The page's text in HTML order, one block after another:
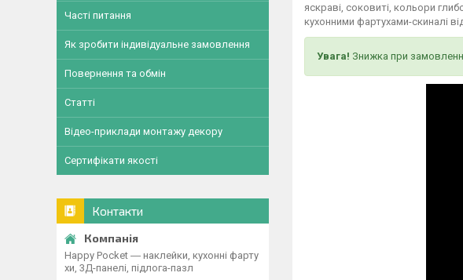
яскраві, соковиті, кольори
кухонними фартухами-скиналі
Увага! Знижка при
Часті питання
Як зробити індивідуальне замовлення
Повернення та обмін
Статті
Відео-приклади монтажу декору
Сертифікати якості
Контакти
Happy Pocket ― наклейки, кухонні фарту
хи, 3Д-панелі, підлога-пазл